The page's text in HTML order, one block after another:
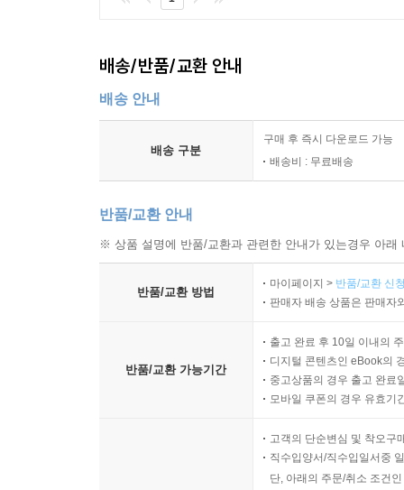
배송/반품/교환 안내
배송 안내
배송 구분
구매 후 즉시 다운로드 가능
배송비 : 무료배송
반품/교환 안내
※ 상품 설명에 반품/교환과 관련한 안내가 있는경우 아
반품/교환 방법
마이페이지 > 반품/교환 신
판매자 배송 상품은 판매자
반품/교환 가능기간
출고 완료 후 10일 이내의
디지털 콘텐츠인 eBook의
중고상품의 경우 출고 완료
모바일 쿠폰의 경우 유효기
고객의 단순변심 및 착오구
직수입양서/직수입일서중
단, 아래의 주문/취소 조건